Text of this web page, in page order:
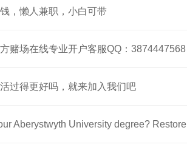
，懒人兼职，小白可带
赌场在线专业开户客服QQ：3874447568
过得更好吗，就来加入我们吧
Aberystwyth University degree?